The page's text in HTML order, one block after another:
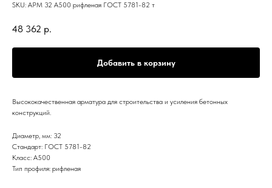
SKU: АРМ 32 А500 рифленая ГОСТ 5781-82 т
48 362 р.
Добавить в корзину
Высококачественная арматура для строительства и усиления бетонных
конструкций.
Диаметр, мм: 32
Стандарт: ГОСТ 5781-82
Класс: А500
Тип профиля: рифленая